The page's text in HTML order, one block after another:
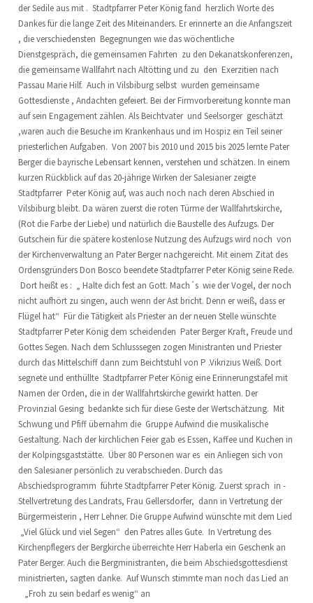
der Sedile aus mit . Stadtpfarrer Peter König fand herzlich Worte des
Dankes für die lange Zeit des Miteinanders. Er erinnerte an die Anfangszeit
, die verschiedensten Begegnungen wie das wöchentliche
Dienstgespräch, die gemeinsamen Fahrten zu den Dekanatskonferenzen,
die gemeinsame Wallfahrt nach Altötting und zu den Exerzitien nach
Passau Marie Hilf. Auch in Vilsbiburg selbst wurden gemeinsame
Gottesdienste , Andachten gefeiert. Bei der Firmvorbereitung konnte man
auf sein Engagement zählen. Als Beichtvater und Seelsorger geschätzt
,waren auch die Besuche im Krankenhaus und im Hospiz ein Teil seiner
priesterlichen Aufgaben. Von 2007 bis 2010 und 2015 bis 2025 lernte Pater
Berger die bayrische Lebensart kennen, verstehen und schätzen. In einem
kurzen Rückblick auf das 20-jährige Wirken der Salesianer zeigte
Stadtpfarrer Peter König auf, was auch noch nach deren Abschied in
Vilsbiburg bleibt. Da wären zuerst die roten Türme der Wallfahrtskirche,
(Rot die Farbe der Liebe) und natürlich die Baustelle des Aufzugs. Der
Gutschein für die spätere kostenlose Nutzung des Aufzugs wird noch von
der Kirchenverwaltung an Pater Berger nachgereicht. Mit einem Zitat des
Ordensgründers Don Bosco beendete Stadtpfarrer Peter König seine Rede.
Dort heißt es : „ Halte dich fest an Gott. Mach´s wie der Vogel, der noch
nicht aufhört zu singen, auch wenn der Ast bricht. Denn er weiß, dass er
Flügel hat“ Für die Tätigkeit als Priester an der neuen Stelle wünschte
Stadtpfarrer Peter König dem scheidenden Pater Berger Kraft, Freude und
Gottes Segen. Nach dem Schlusssegen zogen Ministranten und Priester
durch das Mittelschiff dann zum Beichtstuhl von P .Vikrizius Weiß. Dort
segnete und enthüllte Stadtpfarrer Peter König eine Erinnerungstafel mit
Namen der Orden, die in der Wallfahrtskirche gewirkt hatten. Der
Provinzial Gesing bedankte sich für diese Geste der Wertschätzung. Mit
Schwung und Pfiff übernahm die Gruppe Aufwind die musikalische
Gestaltung. Nach der kirchlichen Feier gab es Essen, Kaffee und Kuchen in
der Kolpingsgaststätte. Über 80 Personen war es ein Anliegen sich von
den Salesianer persönlich zu verabschieden. Durch das
Abschiedsprogramm führte Stadtpfarrer Peter König. Zuerst sprach in -
Stellvertretung des Landrats, Frau Gellersdorfer, dann in Vertretung der
Bürgermeisterin , Herr Lehner. Die Gruppe Aufwind wünschte mit dem Lied
„Viel Glück und viel Segen“ den Patres alles Gute. In Vertretung des
Kirchenpflegers der Bergkirche überreichte Herr Haberla ein Geschenk an
Pater Berger. Auch die Bergministranten, die beim Abschiedsgottesdienst
ministrierten, sagten danke. Auf Wunsch stimmte man noch das Lied an
„Froh zu sein bedarf es wenig“ an